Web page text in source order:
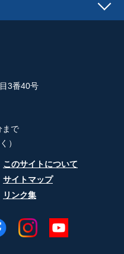
3番40号
まで
）
このサイトについて
サイトマップ
リンク集